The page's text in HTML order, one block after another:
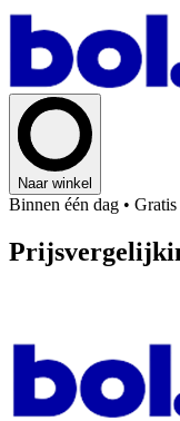
Naar winkel
Binnen één dag •